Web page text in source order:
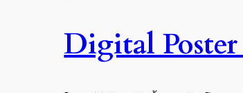
Digital